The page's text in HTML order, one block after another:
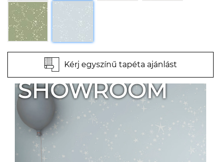
Kérj egyszínű tapéta ajánlást
SHOWROOM